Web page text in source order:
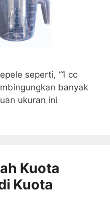
seperti, “1 cc
banyak
ukuran ini
Kuota
Kuota